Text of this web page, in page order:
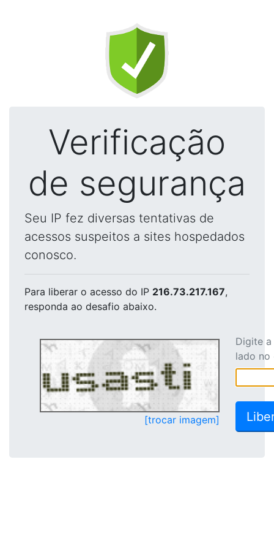
Verificação
de segurança
Seu IP fez diversas tentativas de
acessos suspeitos a sites hospedados
conosco.
Para liberar o acesso do IP 216.73.217.167,
responda ao desafio abaixo.
[trocar imagem]
Digite
lado no